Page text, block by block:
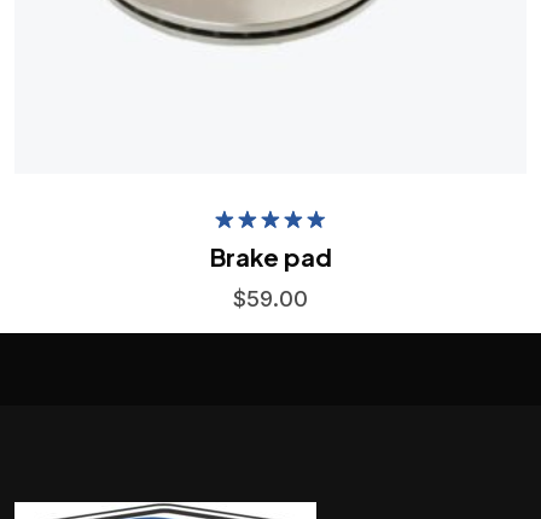
out of 5
Brake pad
$59.00
Add to Wishlist